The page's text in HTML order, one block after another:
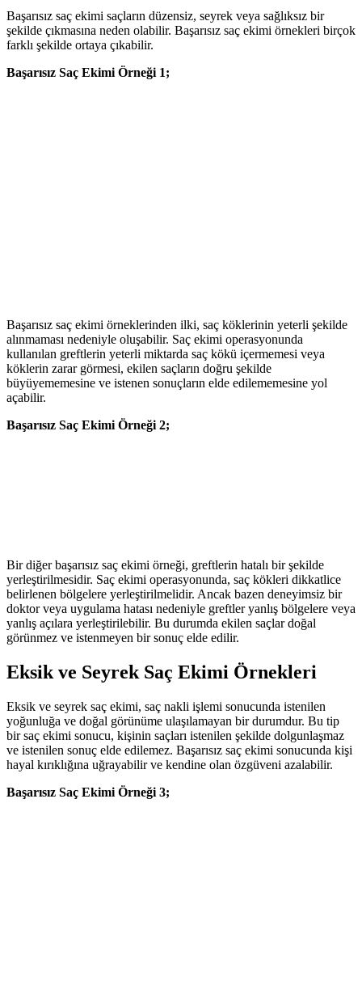
Başarısız saç ekimi saçların düzensiz, seyrek veya sağlıksız bir
şekilde çıkmasına neden olabilir. Başarısız saç ekimi örnekleri birçok
farklı şekilde ortaya çıkabilir.
Başarısız Saç Ekimi Örneği 1;
Başarısız saç ekimi örneklerinden ilki, saç köklerinin yeterli şekilde
alınmaması nedeniyle oluşabilir. Saç ekimi operasyonunda
kullanılan greftlerin yeterli miktarda saç kökü içermemesi veya
köklerin zarar görmesi, ekilen saçların doğru şekilde
büyüyememesine ve istenen sonuçların elde edilememesine yol
açabilir.
Başarısız Saç Ekimi Örneği 2;
Bir diğer başarısız saç ekimi örneği, greftlerin hatalı bir şekilde
yerleştirilmesidir. Saç ekimi operasyonunda, saç kökleri dikkatlice
belirlenen bölgelere yerleştirilmelidir. Ancak bazen deneyimsiz bir
doktor veya uygulama hatası nedeniyle greftler yanlış bölgelere veya
yanlış açılara yerleştirilebilir. Bu durumda ekilen saçlar doğal
görünmez ve istenmeyen bir sonuç elde edilir.
Eksik ve Seyrek Saç Ekimi Örnekleri
Eksik ve seyrek saç ekimi, saç nakli işlemi sonucunda istenilen
yoğunluğa ve doğal görünüme ulaşılamayan bir durumdur. Bu tip
bir saç ekimi sonucu, kişinin saçları istenilen şekilde dolgunlaşmaz
ve istenilen sonuç elde edilemez. Başarısız saç ekimi sonucunda kişi
hayal kırıklığına uğrayabilir ve kendine olan özgüveni azalabilir.
Başarısız Saç Ekimi Örneği 3;